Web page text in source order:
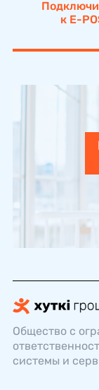
к E-
Общество с
системы и